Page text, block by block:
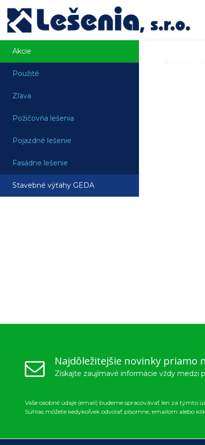
Akcie
Použité
Zľava
Požičovňa lešenia
Pojazdné lešenie
Fasádne lešenie
Stavebné výťahy GEDA
Najdôležitejšie novinky priamo
Získajte zaujímavé informácie vždy medzi
Vaše osobné údaje (email) budeme spracovávať len za
Súhlas môžete kedykoľvek odvolať písomne, emailom alebo